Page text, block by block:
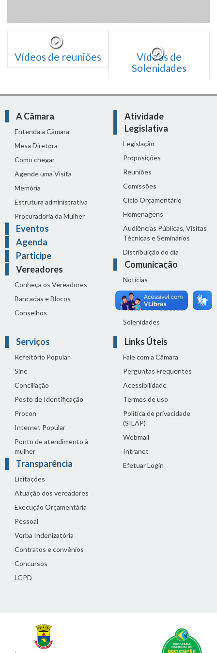
Vídeos de reuniões
Vídeos de
Solenidades
A Câmara
Entenda a Câmara
Mesa Diretora
Como chegar
Agende uma Visita
Memória
Estrutura administrativa
Procuradoria da Mulher
Eventos
Agenda
Participe
Vereadores
Conheça os Vereadores
Bancadas e Blocos
Conselhos
Atividade
Legislativa
Legislação
Proposições
Reuniões
Comissões
Ciclo Orçamentário
Homenagens
Audiências Públicas, Visitas
Técnicas e Seminários
Distribuição do dia
Comunicação
Notícias
Sala de Imprensa
Vídeos de Reuniões
Solenidades
Serviços
Refeitório Popular
Sine
Conciliação
Posto de Identificação
Procon
Internet Popular
Ponto de atendimento à
mulher
Transparência
Licitações
Atuação dos vereadores
Execução Orçamentária
Pessoal
Verba Indenizatória
Contratos e convênios
Concursos
LGPD
Links Úteis
Fale com a Câmara
Perguntas Frequentes
Acessibilidade
Termos de uso
Política de privacidade
(SILAP)
Webmail
Intranet
Efetuar Login